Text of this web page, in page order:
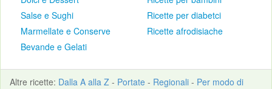
Salse e Sughi
Marmellate e Conserve
Bevande e Gelati
Ricette per diabetci
Ricette afrodisiache
Altre ricette: Dalla A alla Z - Portate - Regionali - Per modo di